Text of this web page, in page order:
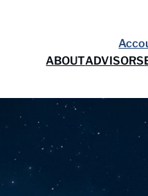
ABOUTADVISORS